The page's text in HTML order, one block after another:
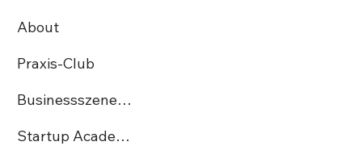
About
Praxis-Club
Businessszene.ch
Startup Academy CH